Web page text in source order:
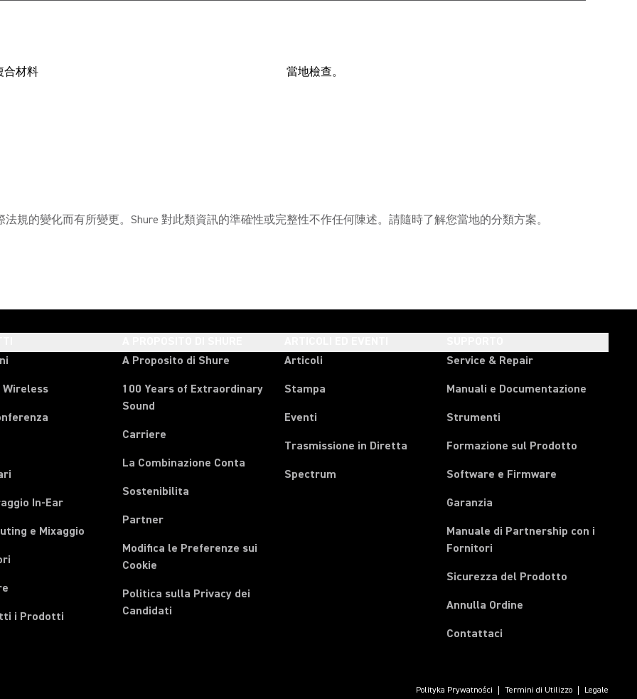
合材料 當地檢查。
規的變化而有所變更。Shure 對此類資訊的準確性或完整性不作任何陳述。請隨時了解您當地的分類方案。
In-Ear
e Mixaggio
i Prodotti
A Proposito di Shure
100 Years of Extraordinary
Sound
Carriere
La Combinazione Conta
Sostenibilita
Partner
Modifica le Preferenze sui
Cookie
Politica sulla Privacy dei
Candidati
Articoli
Stampa
Eventi
Trasmissione in Diretta
Spectrum
Service & Repair
Manuali e Documentazione
Strumenti
Formazione sul Prodotto
Software e Firmware
Garanzia
Manuale di Partnership con i
Fornitori
Sicurezza del Prodotto
Annulla Ordine
Contattaci
Polityka Prywatności Termini di Utilizzo Legale